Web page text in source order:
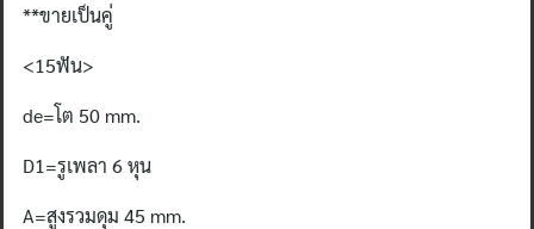
(คู่
**ขายเป็นคู่
<15ฟัน>
de=โต 50 mm.
D1=รูเพลา 6 หุน
A=สูงรวมดุม 45 mm.